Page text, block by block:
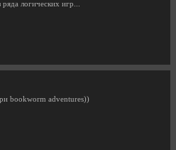
логических игр...
bookworm adventures))